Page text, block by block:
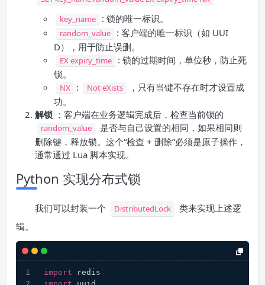
key_name
: 锁的唯一标识。
random_value
: 客户端的唯一标识（如 UUI
D），用于防止误删。
EX expiry_time
: 锁的过期时间，单位秒，防止死
锁。
NX : Not eXists
，只有当键不存在时才设置成
功。
解锁 ：客户端在业务逻辑完成后，检查当前锁的
random_value
是否与自己设置的相同，如果相同则
删除键，释放锁。这个“检查 + 删除”必须是原子操作，
通常通过 Lua 脚本实现。
Python 实现分布式锁
我们可以封装一个 DistributedLock
类来实现上述逻
辑。
import redis